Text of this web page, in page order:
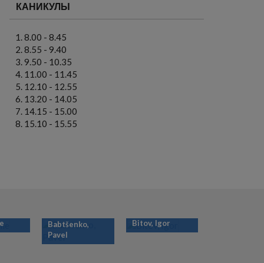
КАНИКУЛЫ
8.00 - 8.45
8.55 - 9.40
9.50 - 10.35
11.00 - 11.45
12.10 - 12.55
13.20 - 14.05
14.15 - 15.00
15.10 - 15.55
Babtšenko,
Pavel
Bitov, Igor